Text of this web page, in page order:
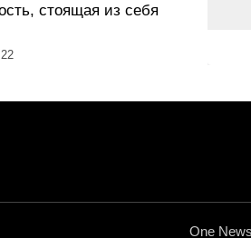
стоящая из себя
One